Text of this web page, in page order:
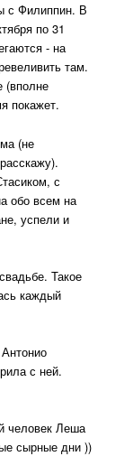
с Филиппин. В
по 31
- на
там.
(вполне
покажет.
(не
с
обо всем на
успели и
Такое
каждый
с ней.
человек Леша
сырные дни ))